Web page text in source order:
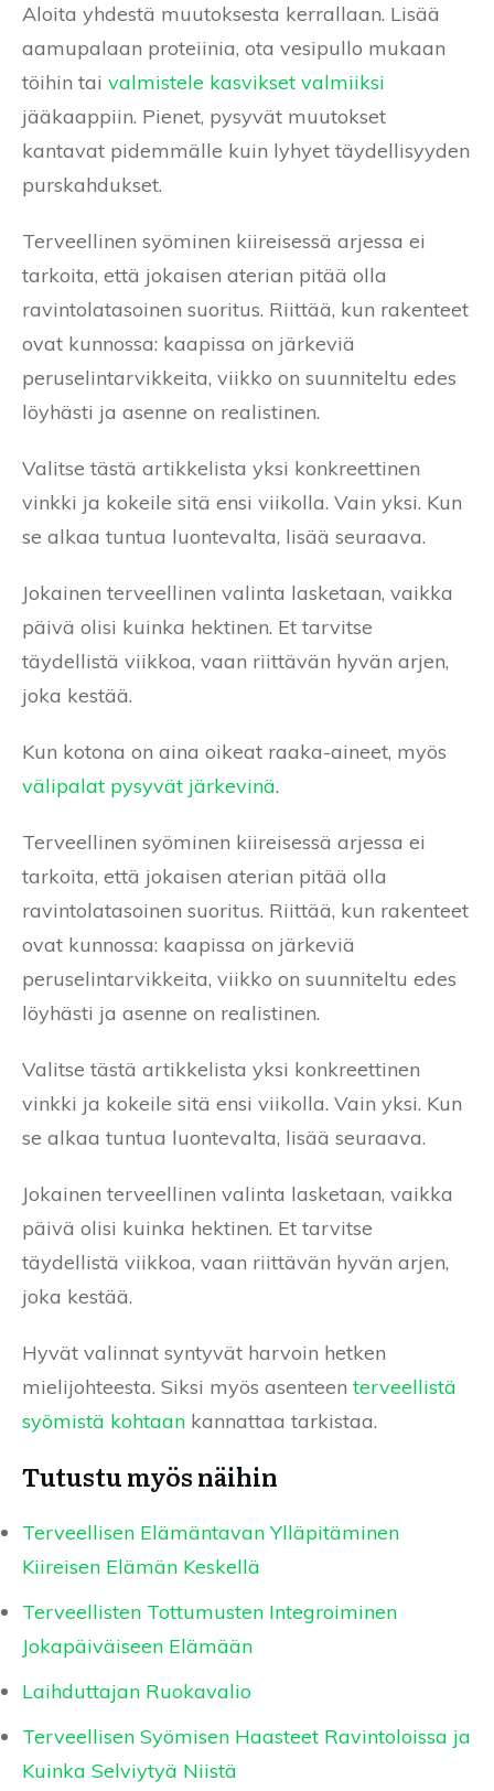
Aloita yhdestä muutoksesta kerrallaan. Lisää
aamupalaan proteiinia, ota vesipullo mukaan
töihin tai valmistele kasvikset valmiiksi
jääkaappiin. Pienet, pysyvät muutokset
kantavat pidemmälle kuin lyhyet täydellisyyden
purskahdukset.
Terveellinen syöminen kiireisessä arjessa ei
tarkoita, että jokaisen aterian pitää olla
ravintolatasoinen suoritus. Riittää, kun rakenteet
ovat kunnossa: kaapissa on järkeviä
peruselintarvikkeita, viikko on suunniteltu edes
löyhästi ja asenne on realistinen.
Valitse tästä artikkelista yksi konkreettinen
vinkki ja kokeile sitä ensi viikolla. Vain yksi. Kun
se alkaa tuntua luontevalta, lisää seuraava.
Jokainen terveellinen valinta lasketaan, vaikka
päivä olisi kuinka hektinen. Et tarvitse
täydellistä viikkoa, vaan riittävän hyvän arjen,
joka kestää.
Kun kotona on aina oikeat raaka-aineet, myös
välipalat pysyvät järkevinä.
Terveellinen syöminen kiireisessä arjessa ei
tarkoita, että jokaisen aterian pitää olla
ravintolatasoinen suoritus. Riittää, kun rakenteet
ovat kunnossa: kaapissa on järkeviä
peruselintarvikkeita, viikko on suunniteltu edes
löyhästi ja asenne on realistinen.
Valitse tästä artikkelista yksi konkreettinen
vinkki ja kokeile sitä ensi viikolla. Vain yksi. Kun
se alkaa tuntua luontevalta, lisää seuraava.
Jokainen terveellinen valinta lasketaan, vaikka
päivä olisi kuinka hektinen. Et tarvitse
täydellistä viikkoa, vaan riittävän hyvän arjen,
joka kestää.
Hyvät valinnat syntyvät harvoin hetken
mielijohteesta. Siksi myös asenteenterveellistä
syömistä kohtaan kannattaa tarkistaa.
Tutustu myös näihin
Terveellisen Elämäntavan Ylläpitäminen
Kiireisen Elämän Keskellä
Terveellisten Tottumusten Integroiminen
Jokapäiväiseen Elämään
Laihduttajan Ruokavalio
Terveellisen Syömisen Haasteet Ravintoloissa ja
Kuinka Selviytyä Niistä